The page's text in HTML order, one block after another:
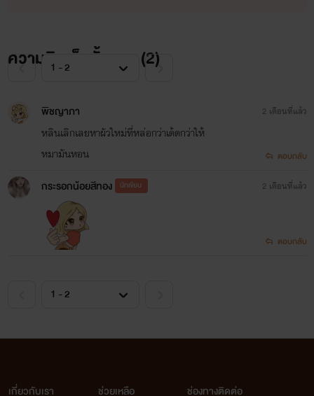
ความคิดเห็นทั้งหมด (2)
พิชญาภา
หลินเลิกเลยหาผัวใหม่ที่หล่อกว่าเด้ดกว่าให้
หมามันหอน
2 เดือนที่แล้ว
ตอบกลับ
กระรอกน้อยสีทอง นักเขียน 2 เดือนที่แล้ว
ตอบกลับ
เกี่ยวกับเรา
ช่วยเหลือ
ช่องทางติดต่อ